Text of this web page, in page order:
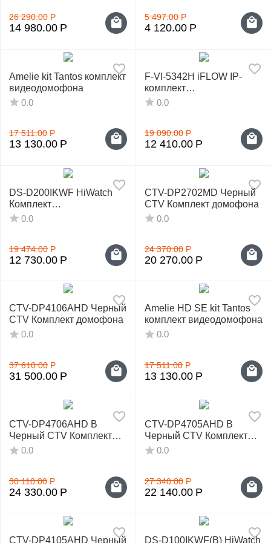
26 290.00 Р
14 980.00 Р
5 497.00 Р
4 120.00 Р
Amelie kit Tantos комплект
видеодомофона
0.0
17 511.00 Р
13 130.00 Р
F-VI-5342H iFLOW IP-
комплект
видеодомофонии
0.0
19 090.00 Р
12 410.00 Р
DS-D200IKWF HiWatch
Комплект
видеодомофона
0.0
19 474.00 Р
12 730.00 Р
CTV-DP2702MD Черный
CTV Комплект домофона
0.0
24 370.00 Р
20 270.00 Р
CTV-DP4106AHD Черный
CTV Комплект домофона
0.0
37 610.00 Р
31 500.00 Р
Amelie HD SE kit Tantos
комплект видеодомофона
0.0
17 511.00 Р
13 130.00 Р
CTV-DP4706AHD B
Черный CTV Комплект
домофона
0.0
30 110.00 Р
24 330.00 Р
CTV-DP4705AHD B
Черный CTV Комплект
домофона
0.0
27 340.00 Р
22 140.00 Р
CTV-DP4105AHD Черный DS-D100IKWF(B) HiWatch